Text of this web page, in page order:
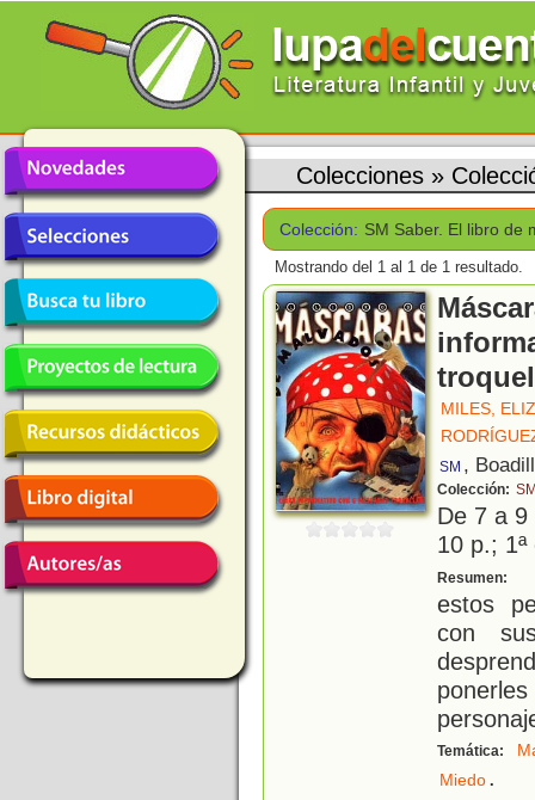
Colecciones »
Colección: SM Saber. El libro de
Mostrando del 1 al 1 de 1 resultado.
MILES,
SM ,
Colección:
De 7 a
10 p.;
Resumen:
estos
con
Temática:
Miedo.